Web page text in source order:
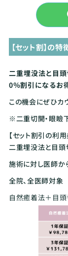
【セット割】の特
二重埋没法と目
0％割引になるお
この機会にぜひカ
※二重切開・眼瞼
【セット割引の利用
二重埋没法と目頭
施術に対し医師か
全院、全医師対象
自然癒着法＋目頭